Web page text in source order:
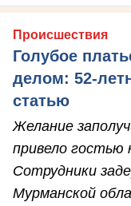
Происшествия
Голубое
делом: 52-
статью
Желание
привело гостью
Сотрудники
Мурманской